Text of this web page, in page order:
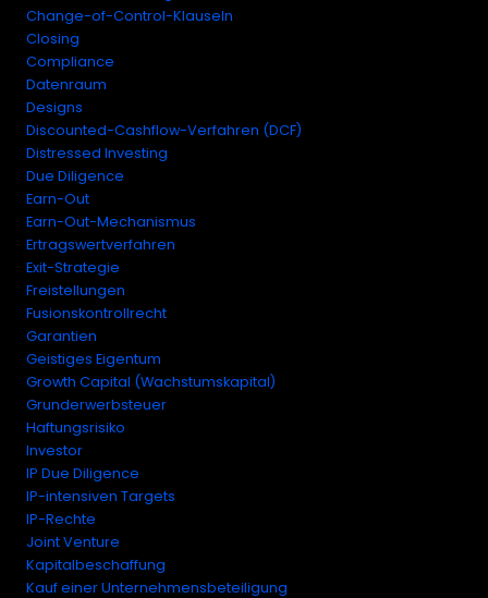
Change-of-Control-Klauseln
Closing
Compliance
Datenraum
Designs
Discounted-Cashflow-Verfahren (DCF)
Distressed Investing
Due Diligence
Earn-Out
Earn-Out-Mechanismus
Ertragswertverfahren
Exit-Strategie
Freistellungen
Fusionskontrollrecht
Garantien
Geistiges Eigentum
Growth Capital (Wachstumskapital)
Grunderwerbsteuer
Haftungsrisiko
Investor
IP Due Diligence
IP-intensiven Targets
IP-Rechte
Joint Venture
Kapitalbeschaffung
Kauf einer Unternehmensbeteiligung